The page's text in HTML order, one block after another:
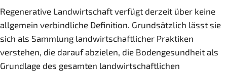
Regenerative Landwirtschaft verfügt derzeit über keine
allgemein verbindliche Definition. Grundsätzlich lässt sie
sich als Sammlung landwirtschaftlicher Praktiken
verstehen, die darauf abzielen, die Bodengesundheit als
Grundlage des gesamten landwirtschaftlichen